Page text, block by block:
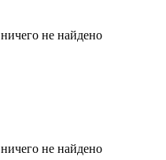
не найдено
не найдено